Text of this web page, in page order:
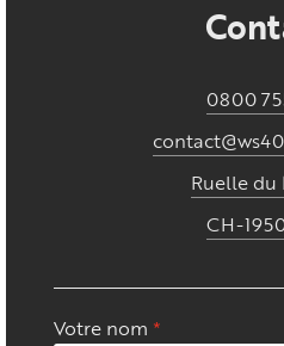
0800
Ruelle du
CH-
Votre nom